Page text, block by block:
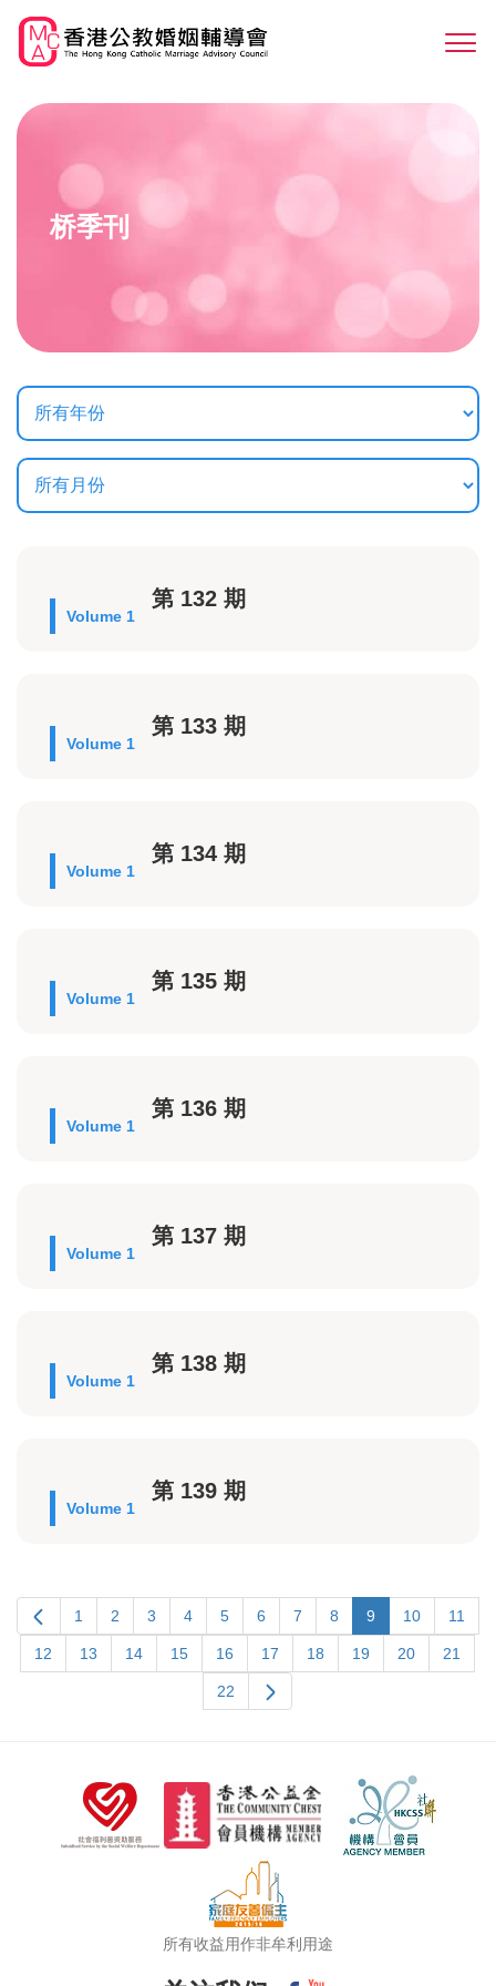
main
桥季刊
Volume 1
第 132 期
Volume 1
第 133 期
Volume 1
第 134 期
Volume 1
第 135 期
Volume 1
第 136 期
Volume 1
第 137 期
Volume 1
第 138 期
Volume 1
第 139 期
1 2 3 4 5 6 7 8 9 10 11
12 13 14 15 16 17 18 19 20 21
22
所有收益用作非牟利用途